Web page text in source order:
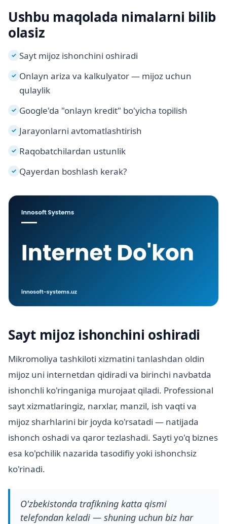
Ushbu maqolada nimalarni bilib
olasiz
✓ Sayt mijoz ishonchini oshiradi
✓ Onlayn ariza va kalkulyator — mijoz uchun
qulaylik
✓ Google'da "onlayn kredit" bo'yicha topilish
✓ Jarayonlarni avtomatlashtirish
✓ Raqobatchilardan ustunlik
✓ Qayerdan boshlash kerak?
Sayt mijoz ishonchini oshiradi
Mikromoliya tashkiloti xizmatini tanlashdan oldin
mijoz uni internetdan qidiradi va birinchi navbatda
ishonchli ko'ringaniga murojaat qiladi. Professional
sayt xizmatlaringiz, narxlar, manzil, ish vaqti va
mijoz sharhlarini bir joyda ko'rsatadi — natijada
ishonch oshadi va qaror tezlashadi. Sayti yo'q biznes
esa ko'pchilik nazarida tasodifiy yoki ishonchsiz
ko'rinadi.
O'zbekistonda trafikning katta qismi
telefondan keladi — shuning uchun biz har